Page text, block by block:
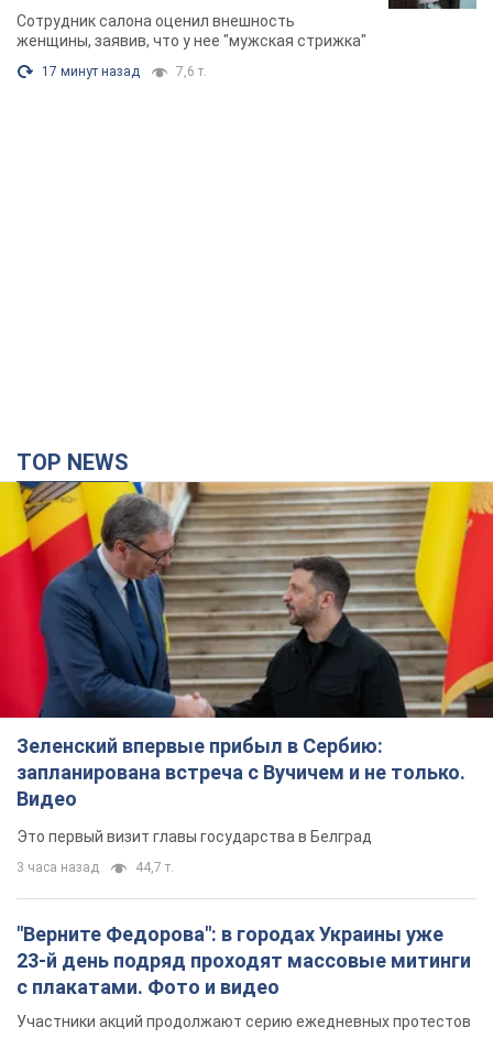
химиотерапии, разгорелся скандал.
Фото
Сотрудник салона оценил внешность
женщины, заявив, что у нее "мужская стрижка"
17 минут назад 7,6 т.
TOP NEWS
Зеленский впервые прибыл в Сербию:
запланирована встреча с Вучичем и не только.
Видео
Это первый визит главы государства в Белград
3 часа назад 44,7 т.
"Верните Федорова": в городах Украины уже
23-й день подряд проходят массовые митинги
с плакатами. Фото и видео
Участники акций продолжают серию ежедневных протестов